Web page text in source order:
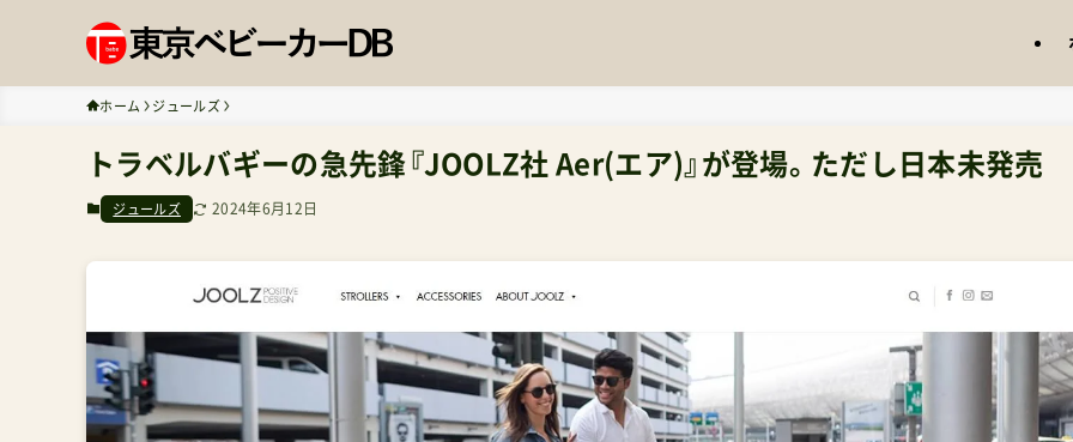
ホーム ジュールズ
トラベルバギーの急先鋒『JOOLZ社 Aer(エア)』が登場。ただし日本未発売
ジュールズ 2024年6月12日